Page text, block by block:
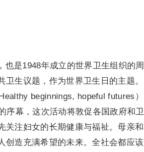
也是1948年成立的世界卫生组织的
生议题，作为世界卫生日的主题。
beginnings, hopeful futures
序幕，这次活动将敦促各国政府和
关注妇女的长期健康与福祉。母亲
创造充满希望的未来。全社会都应